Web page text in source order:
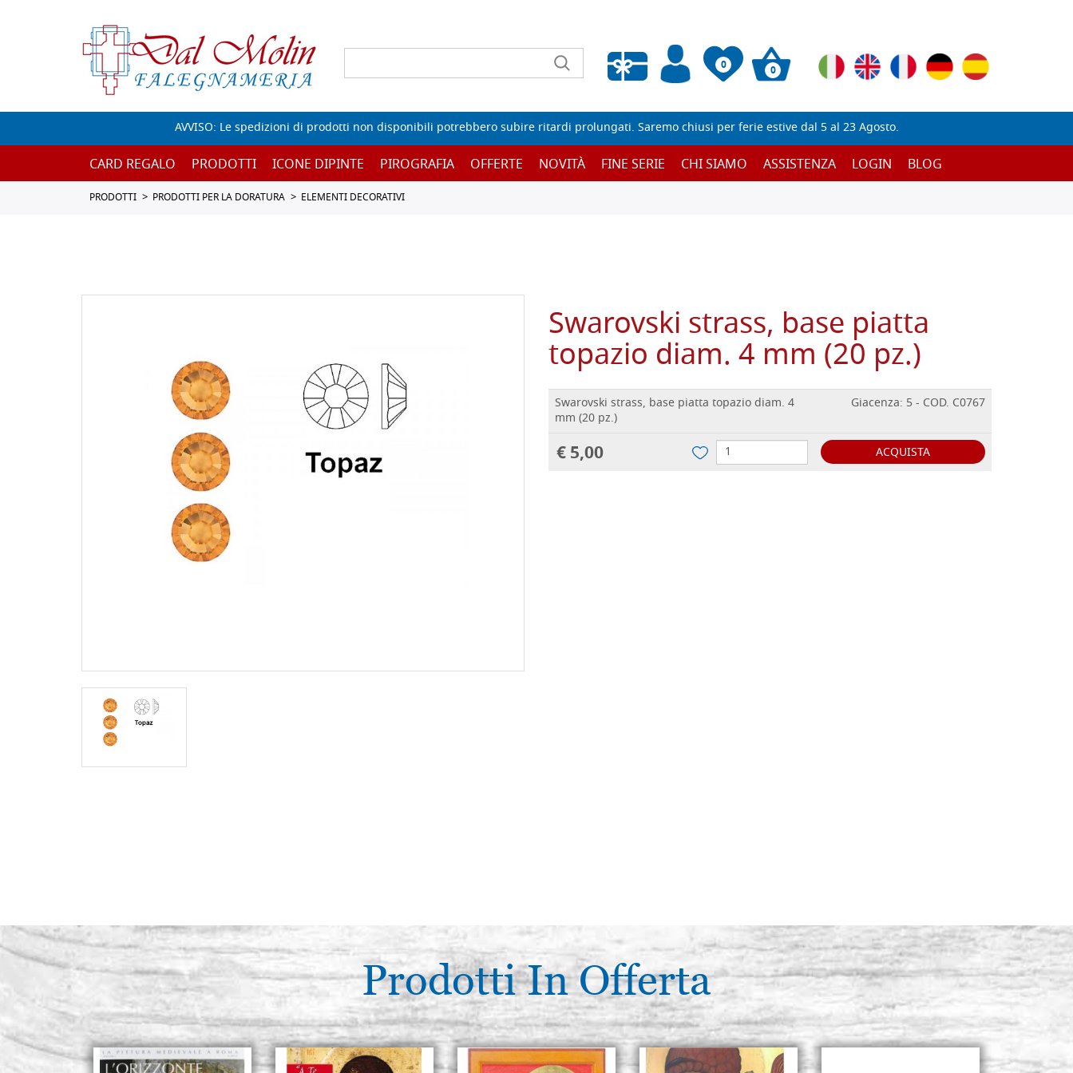
0
Wishlist vuota
0
AVVISO: Le spedizioni di prodotti non disponibili potrebbero subire ritardi prolungati. Saremo chiusi per ferie estive dal 5 al 23 Agosto.
CARD REGALO PRODOTTI ICONE DIPINTE PIROGRAFIA OFFERTE NOVITÀ FINE SERIE CHI SIAMO ASSISTENZA LOGIN BLOG
PRODOTTI PRODOTTI PER LA DORATURA ELEMENTI DECORATIVI
Swarovski strass, base piatta
topazio diam. 4 mm (20 pz.)
Swarovski strass, base piatta topazio diam. 4
mm (20 pz.)
Giacenza: 5 - COD. C0767
€ 5,00 ACQUISTA
Prodotti In Offerta